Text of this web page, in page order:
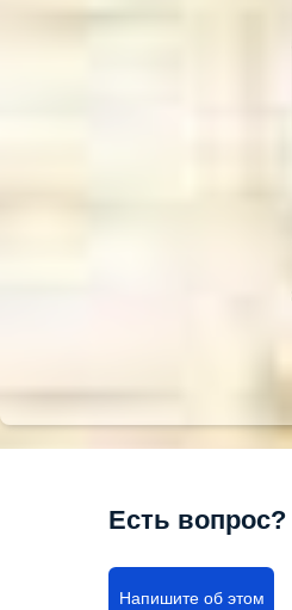
Есть вопрос?
Напишите об этом